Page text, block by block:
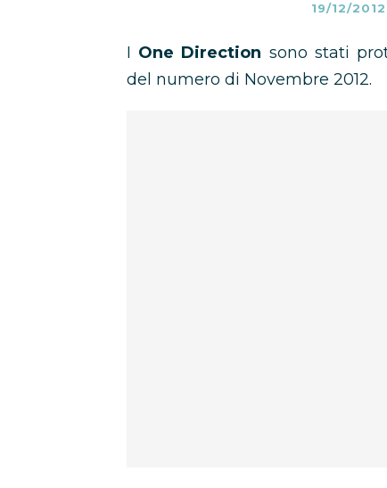
19/12/2012
I One Direction sono stati
del numero di Novembre 2012.